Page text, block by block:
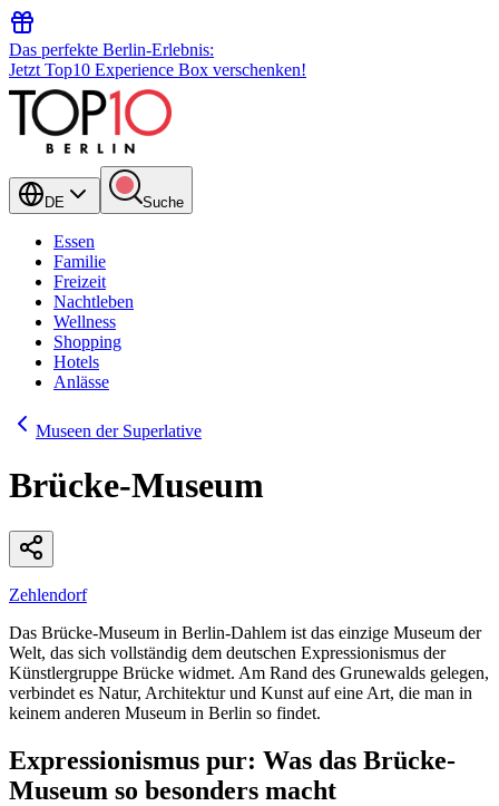
Das perfekte Berlin-Erlebnis:
Jetzt Top10 Experience Box verschenken!
DE Suche
Essen
Familie
Freizeit
Nachtleben
Wellness
Shopping
Hotels
Anlässe
Museen der Superlative
Brücke-Museum
Zehlendorf
Das Brücke-Museum in Berlin-Dahlem ist das einzige Museum der
Welt, das sich vollständig dem deutschen Expressionismus der
Künstlergruppe Brücke widmet. Am Rand des Grunewalds gelegen,
verbindet es Natur, Architektur und Kunst auf eine Art, die man in
keinem anderen Museum in Berlin so findet.
Expressionismus pur: Was das Brücke-
Museum so besonders macht